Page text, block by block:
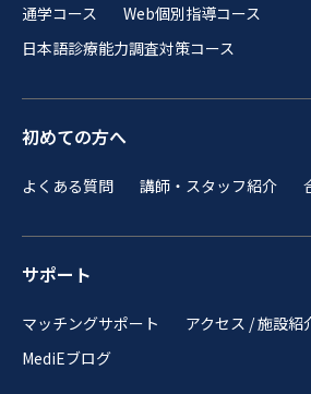
通学コース
Web個別指導コース
日本語診療能力調査対策コース
初めての方へ
よくある質問 講師・スタッフ紹介
サポート
マッチングサポート アクセス / 施設紹
MediEブログ